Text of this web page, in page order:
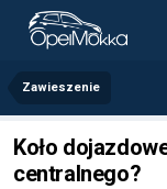
Zawieszenie
Koło
centralnego?